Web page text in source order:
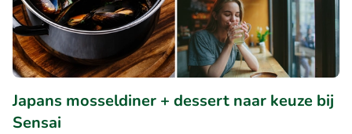
Japans mosseldiner + dessert naar keuze bij
Sensai